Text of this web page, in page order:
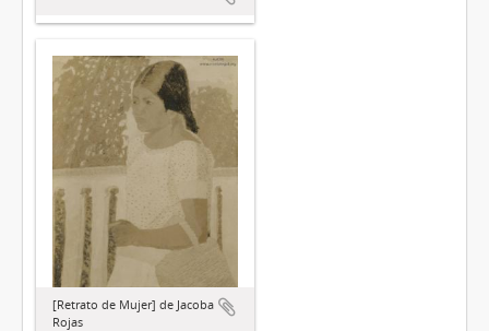
[Retrato de Mujer] de Jacoba
Rojas